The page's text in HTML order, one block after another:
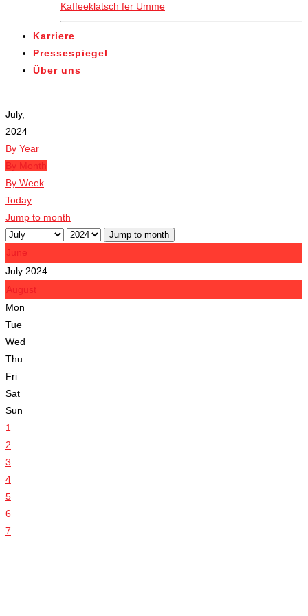
Kaffeeklatsch fer Umme
Karriere
Pressespiegel
Über uns
July,
2024
By Year
By Month
By Week
Today
Jump to month
Jump to month
June
July 2024
August
Mon
Tue
Wed
Thu
Fri
Sat
Sun
1
2
3
4
5
6
7